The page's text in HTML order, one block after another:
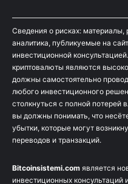
Сведения о рисках: материалы,
аналитика, публикуемые на
инвестиционной
криптовалюты являются
должны самостоятельно
любого инвестиционного
столкнуться с полной потерей
вы должны понимать, что
убытки, которые могут
переводов и транзакций.
Bitcoinsistemi.com является
инвестиционных консультаций